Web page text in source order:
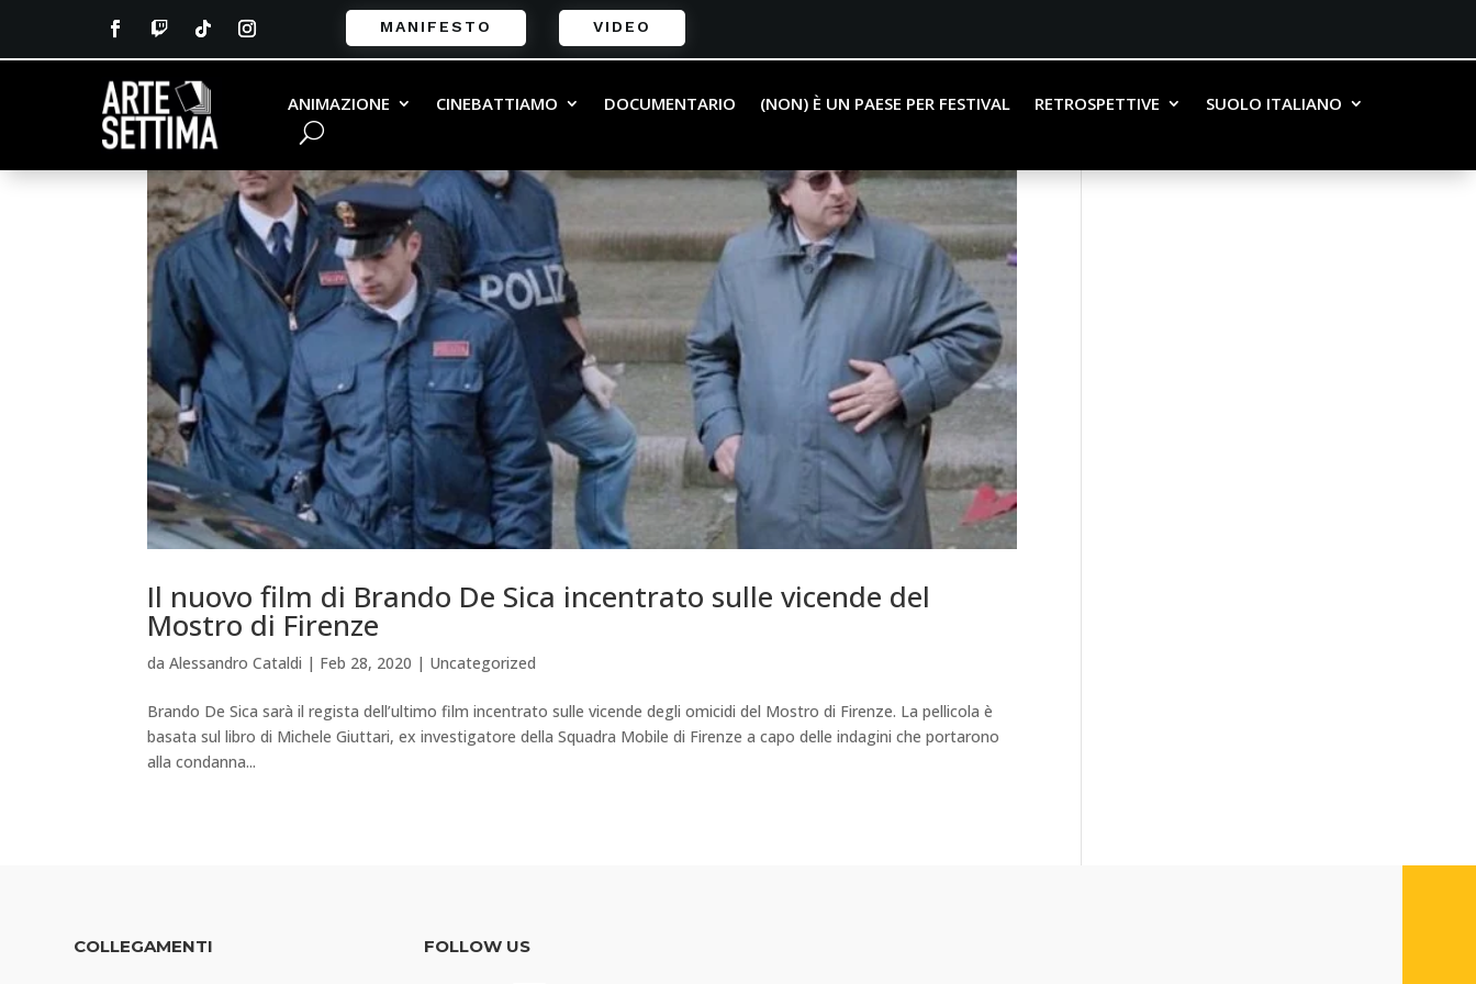
MANIFESTO VIDEO
ANIMAZIONE CINEBATTIAMO DOCUMENTARIO (NON) È UN PAESE PER FESTIVAL RETROSPETTIVE SUOLO ITALIANO
Il nuovo film di Brando De Sica incentrato sulle vicende del
Mostro di Firenze
daAlessandro Cataldi | Feb 28, 2020 | Uncategorized
Brando De Sica sarà il regista dell’ultimo film incentrato sulle vicende degli omicidi del Mostro di Firenze. La pellicola è
basata sul libro di Michele Giuttari, ex investigatore della Squadra Mobile di Firenze a capo delle indagini che portarono
alla condanna...
COLLEGAMENTI FOLLOW US